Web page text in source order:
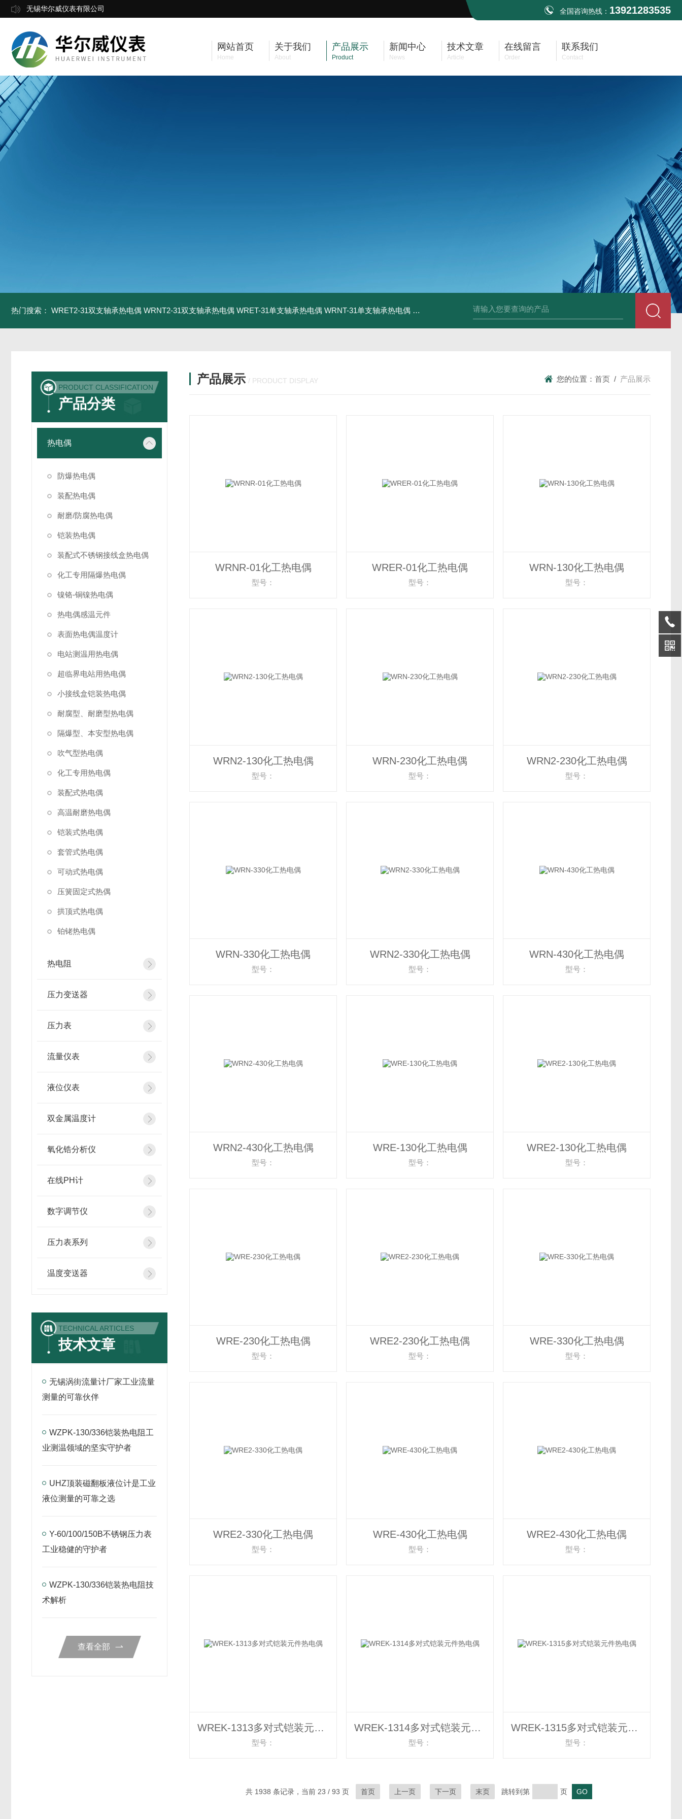
无锡华尔威仪表有限公司 全国咨询热线： 13921283535
网站首页
Home
关于我们
About
产品展示
Product
新闻中心
News
技术文章
Article
在线留言
Order
联系我们
Contact
热门搜索： WRET2-31双支轴承热电偶 WRNT2-31双支轴承热电偶 WRET-31单支轴承热电偶 WRNT-31单支轴承热电偶 WZP-731套管式热电阻 WZP2-731套管式热电阻 塑料液面计
PRODUCT CLASSIFICATION
产品分类
热电偶
防爆热电偶
装配热电偶
耐磨/防腐热电偶
铠装热电偶
装配式不锈钢接线盒热电偶
化工专用隔爆热电偶
镍铬-铜镍热电偶
热电偶感温元件
表面热电偶温度计
电站测温用热电偶
超临界电站用热电偶
小接线盒铠装热电偶
耐腐型、耐磨型热电偶
隔爆型、本安型热电偶
吹气型热电偶
化工专用热电偶
装配式热电偶
高温耐磨热电偶
铠装式热电偶
套管式热电偶
可动式热电偶
压簧固定式热偶
拱顶式热电偶
铂铑热电偶
热电阻
压力变送器
压力表
流量仪表
液位仪表
双金属温度计
氧化锆分析仪
在线PH计
数字调节仪
压力表系列
温度变送器
TECHNICAL ARTICLES
技术文章
无锡涡街流量计厂家工业流量
测量的可靠伙伴
WZPK-130/336铠装热电阻工
业测温领域的坚实守护者
UHZ顶装磁翻板液位计是工业
液位测量的可靠之选
Y-60/100/150B不锈钢压力表
工业稳健的守护者
WZPK-130/336铠装热电阻技
术解析
查看全部
产品展示 / PRODUCT DISPLAY 您的位置： 首页 / 产品展示
WRNR-01化工热电偶
型号：
WRER-01化工热电偶
型号：
WRN-130化工热电偶
型号：
WRN2-130化工热电偶
型号：
WRN-230化工热电偶
型号：
WRN2-230化工热电偶
型号：
WRN-330化工热电偶
型号：
WRN2-330化工热电偶
型号：
WRN-430化工热电偶
型号：
WRN2-430化工热电偶
型号：
WRE-130化工热电偶
型号：
WRE2-130化工热电偶
型号：
WRE-230化工热电偶
型号：
WRE2-230化工热电偶
型号：
WRE-330化工热电偶
型号：
WRE2-330化工热电偶
型号：
WRE-430化工热电偶
型号：
WRE2-430化工热电偶
型号：
WREK-1313多对式铠装元件热电偶
型号：
WREK-1314多对式铠装元件热电偶
型号：
WREK-1315多对式铠装元件热电偶
型号：
共 1938 条记录，当前 23 / 93 页 首页 上一页 下一页 末页 跳转到第 页